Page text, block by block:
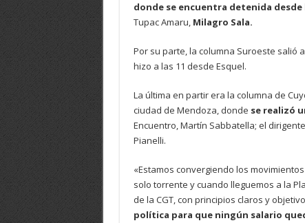
donde se encuentra detenida
Tupac Amaru, Milagro Sala.
Por su parte, la columna Suroeste salió
hizo a las 11 desde Esquel.
La última en partir era la columna de
ciudad de Mendoza, donde se realizó
Encuentro, Martín Sabbatella; el
Pianelli.
«Estamos convergiendo los
solo torrente y cuando lleguemos a la
de la CGT, con principios claros y
política para que ningún salario